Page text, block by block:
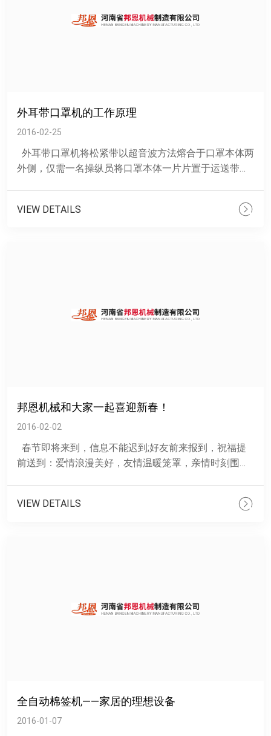
外耳带口罩机的工作原理
2016-02-25
外耳带口罩机将松紧带以超音波方法熔合于口罩本体两
外侧，仅需一名操纵员将口罩本体一片片置于运送带治
VIEW DETAILS
邦恩机械和大家一起喜迎新春！
2016-02-02
春节即将来到，信息不能迟到;好友前来报到，祝福提
前送到：爱情浪漫美好，友情温暖笼罩，亲情时刻围
VIEW DETAILS
全自动棉签机——家居的理想设备
2016-01-07